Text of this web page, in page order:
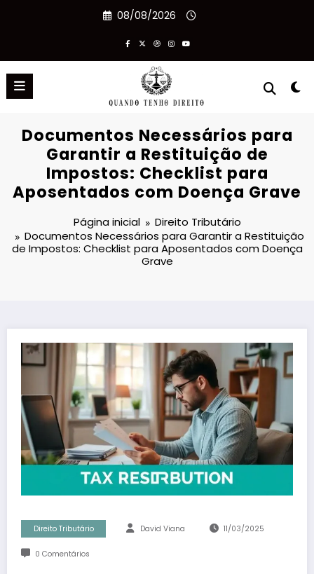
08/08/2026
Documentos Necessários para
Garantir a Restituição de
Impostos: Checklist para
Aposentados com Doença Grave
Página inicial
Direito Tributário
Documentos Necessários para Garantir a Restituição
de Impostos: Checklist para Aposentados com Doença
Grave
Direito Tributário David Viana 11/03/2025
0 Comentários